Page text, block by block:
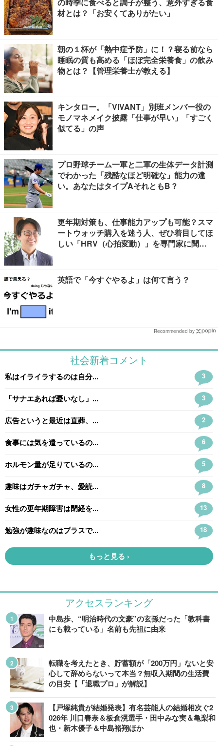
材とは？「お安くてありがたい」
朝の１杯が「熱中症予防」に！？寝る前なら
睡眠の質も高める「ほぼ完全栄養食」の飲み
物とは？【管理栄養士が教える】
キンタロー。「VIVANT」別班メンバー役の
モノマネメイク披露「仕事が早い」「すごく
似てる」の声
プロ野球チーム一軍と二軍の生体データ計測
でわかった「残酷なほど明確な」能力の違
い。あなたはタイプAそれともB？
更年期対策も、仕事能力アップも可能？スマ
ートウォッチ購入を迷う人、ぜひ着目してほ
しい「HRV（心拍変動）」を専門家に聞き
英語で「今すぐやるよ」は何て言う？
Recommended by
アクセスランキング
中島歩、“明治時代の文豪”の玄孫だった「教科書
にも載っている」名前も先祖に由来
転職を考えたとき、貯蓄額が「200万円」ないと安
心して辞めらないって本当？無収入期間の生活費
の目安【「退職プロ」が解説】
【戸塚純貴が結婚発表】有名芸能人の結婚相次ぐ2
026年 川口春奈＆板倉滉選手・田中みな実＆亀梨和
也・新木優子＆中島裕翔ほか